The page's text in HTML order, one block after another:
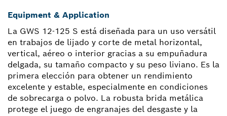
Equipment & Application
La GWS 12-125 S está diseñada para un uso versátil
en trabajos de lijado y corte de metal horizontal,
vertical, aéreo o interior gracias a su empuñadura
delgada, su tamaño compacto y su peso liviano. Es la
primera elección para obtener un rendimiento
excelente y estable, especialmente en condiciones
de sobrecarga o polvo. La robusta brida metálica
protege el juego de engranajes del desgaste y la